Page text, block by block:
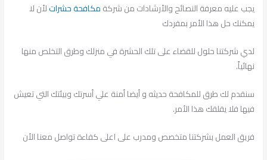
يجب عليه معرفة النصائح والأرشادات من شركةمكافحة حشراتلأن لا
يمكنك حل هذا الأمر بمفردك
لدي شركتنا حلول للقضاء على تلك الحشرة في منزلك وطرق التخلص منها
نهائياً.
سنقدم لك طرق للمكافحة حديثه و أيضا أمنة علي أسرتك وبيئتك التي تعيش
فيها فلا يقلقك هذا الأمر.
فريق العمل بشركتنا متخصص ومدرب على اعلى كفاءة تواصل معنا الأن